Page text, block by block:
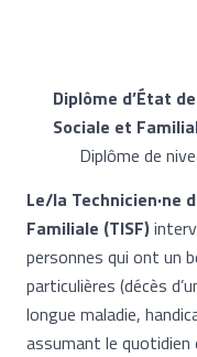
Diplôme d’État
Sociale et
Diplôme de
Le/la Technicien·ne
Familiale (TISF)
personnes qui ont un
particulières (décès
longue maladie,
assumant le